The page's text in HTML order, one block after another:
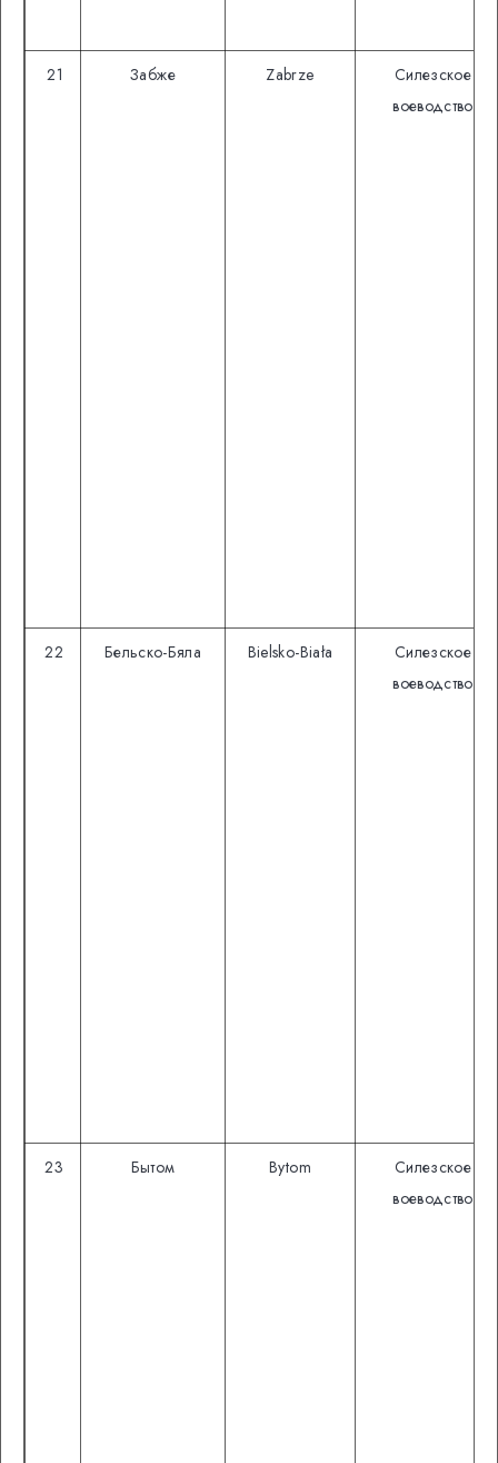
21 Забже Zabrze
Силезское
воеводство
22 Бельско-Бяла Bielsko-Biała
Силезское
воеводство
23 Бытом Bytom
Силезское
воеводство